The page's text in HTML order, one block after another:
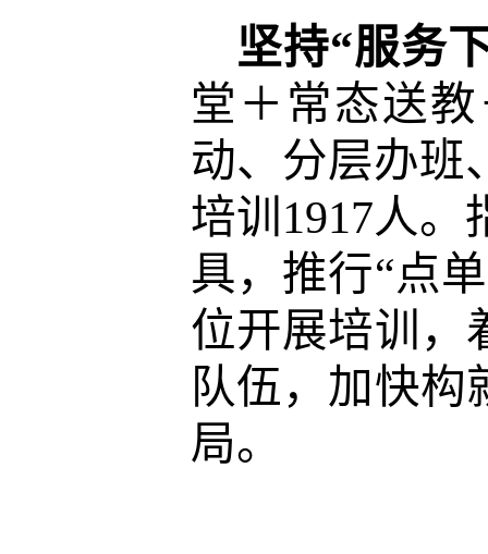
坚持“服务
堂＋常态送
动、分层办班
培训1917人
具，推行“点
位开展培训，
队伍，加快构
局。